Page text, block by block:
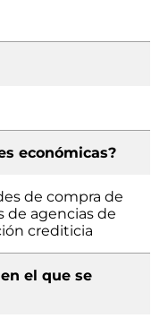
económicas?
de compra de
de agencias de
crediticia
el que se